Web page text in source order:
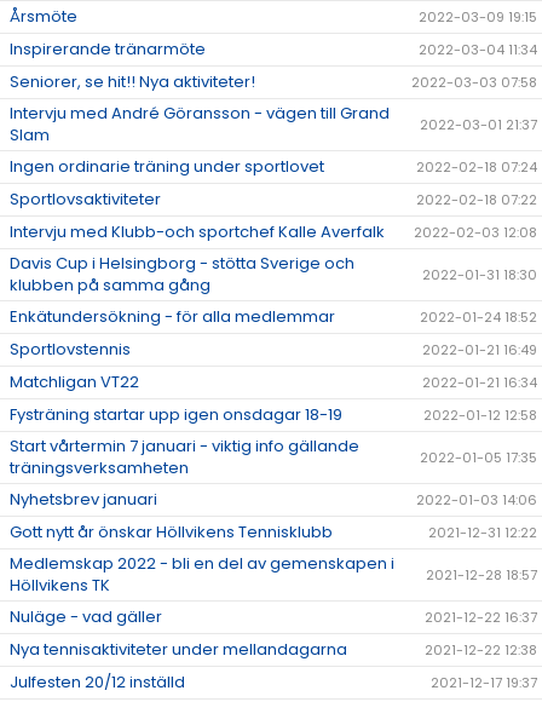
Årsmöte 2022-03-09 19:15
Inspirerande tränarmöte 2022-03-04 11:34
Seniorer, se hit!! Nya aktiviteter! 2022-03-03 07:58
Intervju med André Göransson - vägen till Grand
Slam
2022-03-01 21:37
Ingen ordinarie träning under sportlovet 2022-02-18 07:24
Sportlovsaktiviteter 2022-02-18 07:22
Intervju med Klubb-och sportchef Kalle Averfalk 2022-02-03 12:08
Davis Cup i Helsingborg - stötta Sverige och
klubben på samma gång
2022-01-31 18:30
Enkätundersökning - för alla medlemmar 2022-01-24 18:52
Sportlovstennis 2022-01-21 16:49
Matchligan VT22 2022-01-21 16:34
Fysträning startar upp igen onsdagar 18-19 2022-01-12 12:58
Start vårtermin 7 januari - viktig info gällande
träningsverksamheten
2022-01-05 17:35
Nyhetsbrev januari 2022-01-03 14:06
Gott nytt år önskar Höllvikens Tennisklubb 2021-12-31 12:22
Medlemskap 2022 - bli en del av gemenskapen i
Höllvikens TK
2021-12-28 18:57
Nuläge - vad gäller 2021-12-22 16:37
Nya tennisaktiviteter under mellandagarna 2021-12-22 12:38
Julfesten 20/12 inställd 2021-12-17 19:37